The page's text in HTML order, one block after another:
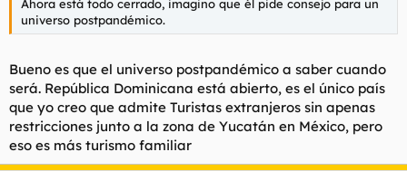
Ahora está todo cerrado, imagino que él pide consejo para un
universo postpandémico.
Bueno es que el universo postpandémico a saber cuando
será. República Dominicana está abierto, es el único país
que yo creo que admite Turistas extranjeros sin apenas
restricciones junto a la zona de Yucatán en México, pero
eso es más turismo familiar